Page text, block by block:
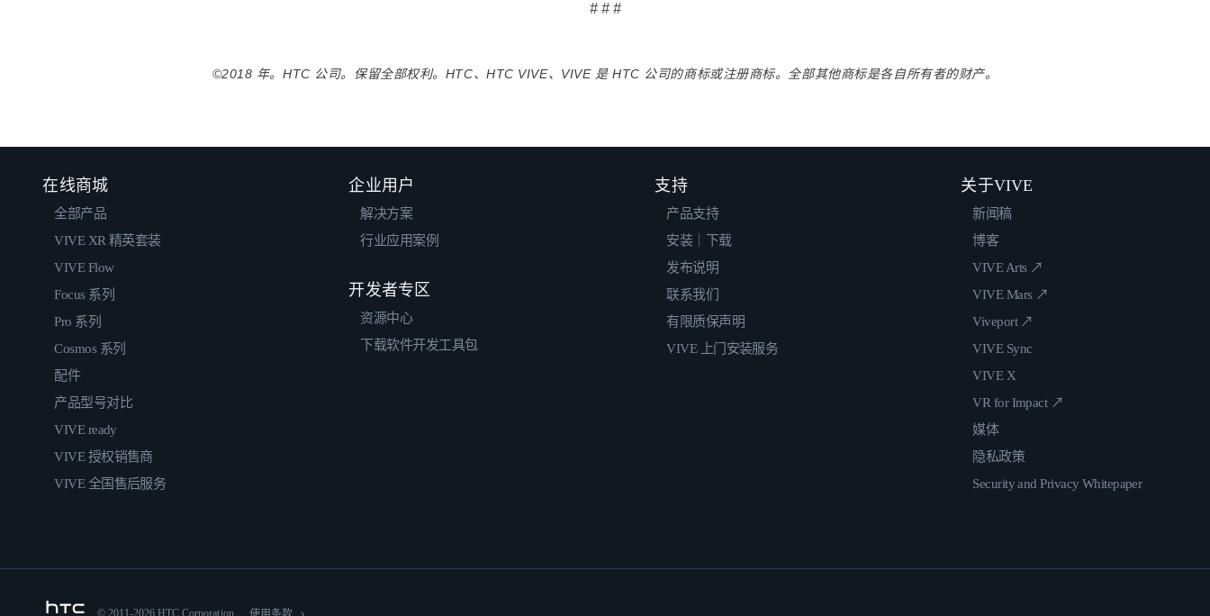
# # #
©2018 年。HTC 公司。保留全部权利。HTC、HTC VIVE、VIVE 是 HTC 公司的商标或注册商标。全部其他商标是各自所有者的财产。
在线商城
全部产品
VIVE XR 精英套装
VIVE Flow
Focus 系列
Pro 系列
Cosmos 系列
配件
产品型号对比
VIVE ready
VIVE 授权销售商
VIVE 全国售后服务
企业用户
解决方案
行业应用案例
开发者专区
资源中心
下载软件开发工具包
支持
产品支持
安装｜下载
发布说明
联系我们
有限质保声明
VIVE 上门安装服务
关于VIVE
新闻稿
博客
VIVE Arts ↗
VIVE Mars ↗
Viveport ↗
VIVE Sync
VIVE X
VR for Impact ↗
媒体
隐私政策
Security and Privacy Whitepaper
© 2011-2026 HTC Corporation